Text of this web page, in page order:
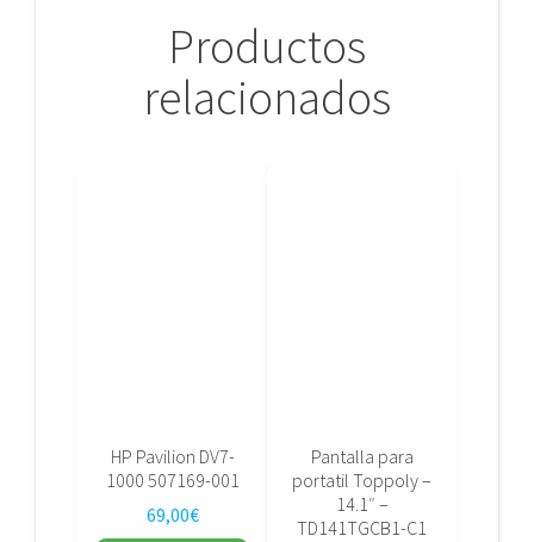
Productos
relacionados
HP Pavilion DV7-
1000 507169-001
69,00€
Pantalla para
portatil Toppoly –
14.1″ –
TD141TGCB1-C1